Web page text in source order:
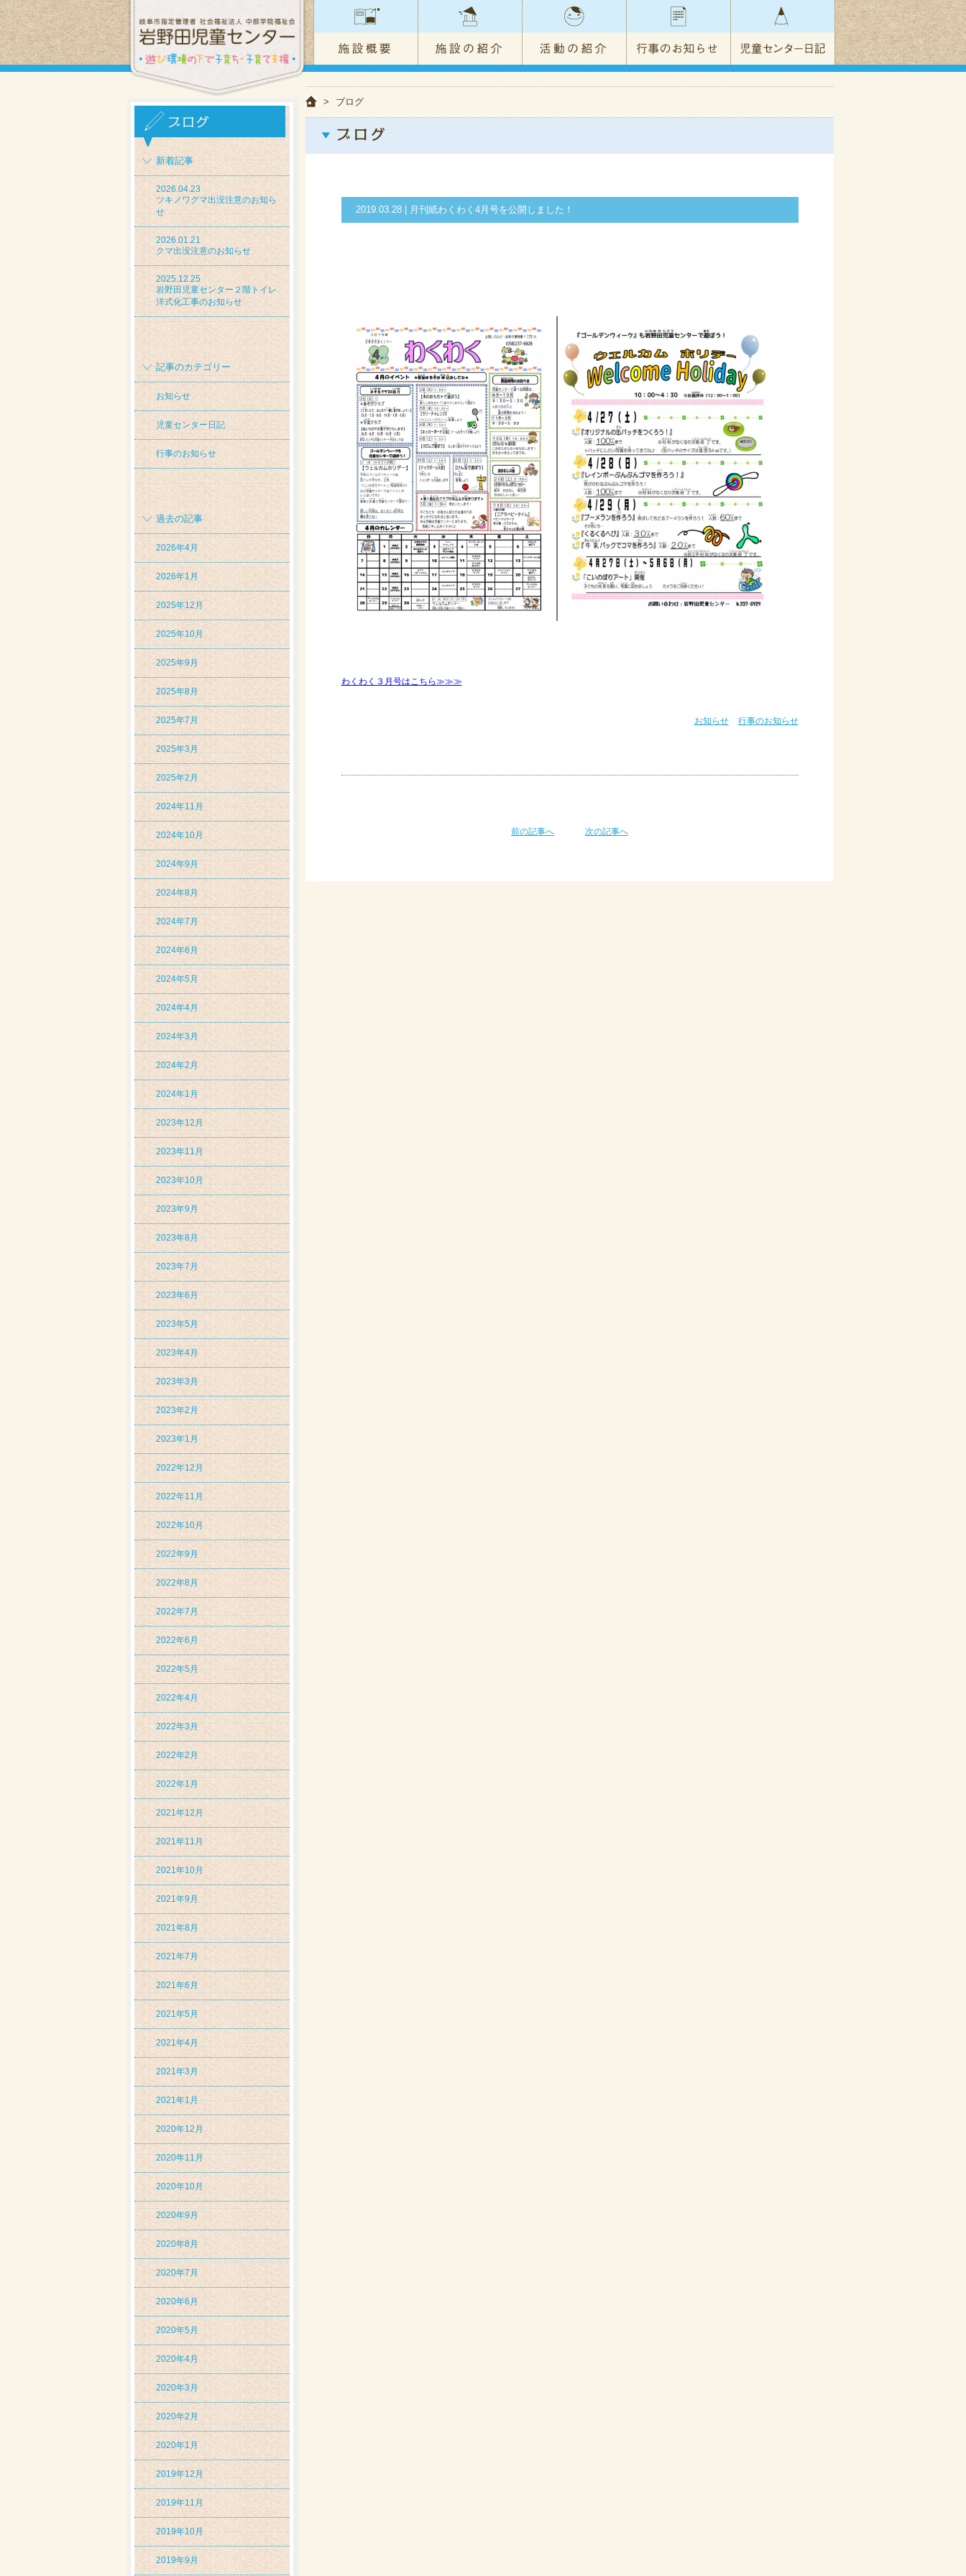
新着記事
2026.04.23
ツキノワグマ出没注意のお知ら
せ
2026.01.21
クマ出没注意のお知らせ
2025.12.25
岩野田児童センター２階トイレ
洋式化工事のお知らせ
記事のカテゴリー
お知らせ
児童センター日記
行事のお知らせ
過去の記事
2026年4月
2026年1月
2025年12月
2025年10月
2025年9月
2025年8月
2025年7月
2025年3月
2025年2月
2024年11月
2024年10月
2024年9月
2024年8月
2024年7月
2024年6月
2024年5月
2024年4月
2024年3月
2024年2月
2024年1月
2023年12月
2023年11月
2023年10月
2023年9月
2023年8月
2023年7月
2023年6月
2023年5月
2023年4月
2023年3月
2023年2月
2023年1月
2022年12月
2022年11月
2022年10月
2022年9月
2022年8月
2022年7月
2022年6月
2022年5月
2022年4月
2022年3月
2022年2月
2022年1月
2021年12月
2021年11月
2021年10月
2021年9月
2021年8月
2021年7月
2021年6月
2021年5月
2021年4月
2021年3月
2021年1月
2020年12月
2020年11月
2020年10月
2020年9月
2020年8月
2020年7月
2020年6月
2020年5月
2020年4月
2020年3月
2020年2月
2020年1月
2019年12月
2019年11月
2019年10月
2019年9月
> ブログ
2019.03.28 | 月刊紙わくわく4月号を公開しました！
わくわく３月号はこちら≫≫≫
お知らせ 行事のお知らせ
前の記事へ 次の記事へ